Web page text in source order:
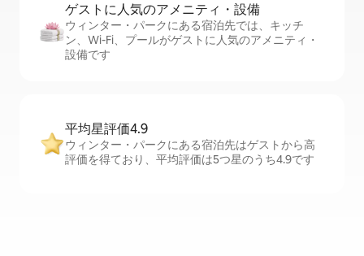
ゲストに人⁠気⁠のア⁠メ⁠ニ⁠テ⁠ィ・設⁠備
ウィンター・パークにある宿泊先では、キッチ
ン、Wi-Fi、プールがゲストに人気のアメニティ・
設備です
平均星評価4.9
ウィンター・パークにある宿泊先はゲストから高
評価を得ており、平均評価は5つ星のうち4.9です